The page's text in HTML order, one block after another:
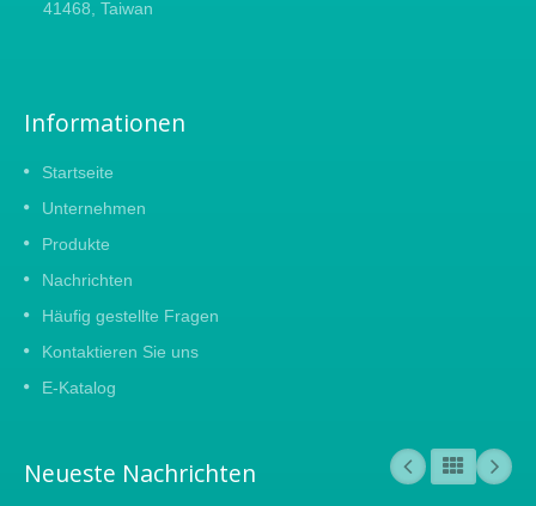
41468, Taiwan
Informationen
Startseite
Unternehmen
Produkte
Nachrichten
Häufig gestellte Fragen
Kontaktieren Sie uns
E-Katalog
Neueste Nachrichten